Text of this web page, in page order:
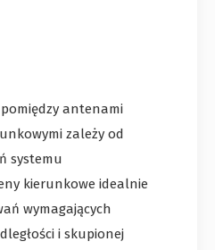
antenami
zależy od
systemu
kierunkowe idealnie
wymagających
i skupionej